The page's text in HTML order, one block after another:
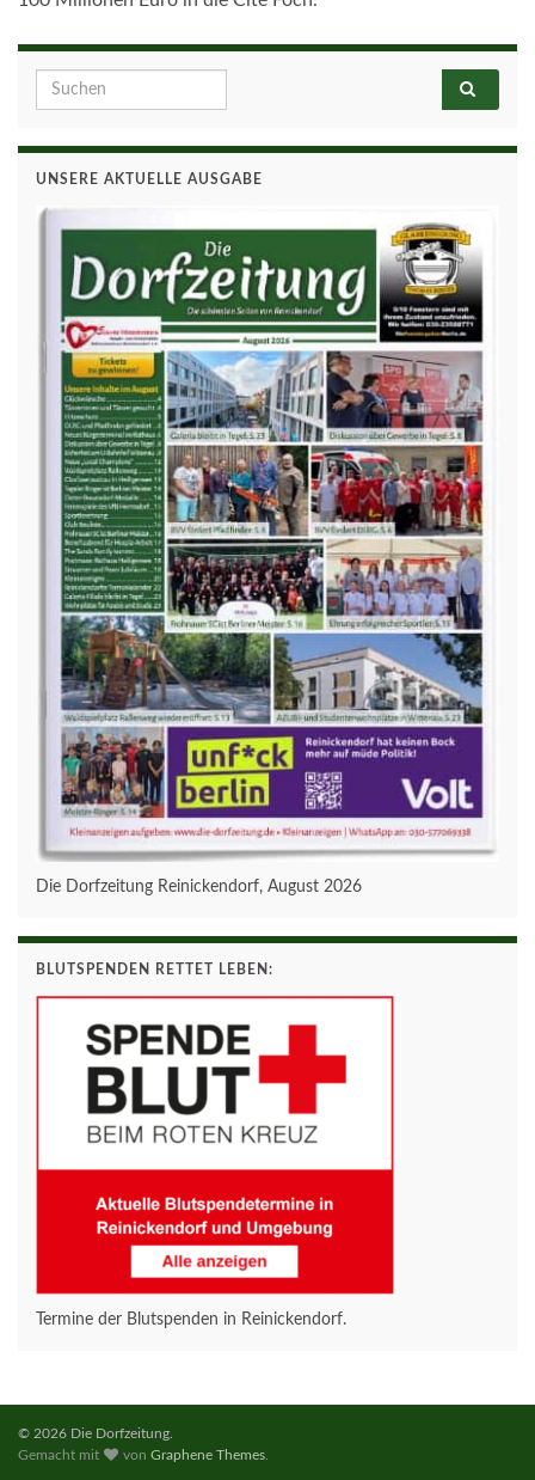
Search for:
UNSERE AKTUELLE AUSGABE
Die Dorfzeitung Reinickendorf, August 2026
BLUTSPENDEN RETTET LEBEN:
Termine der Blutspenden in Reinickendorf.
© 2026 Die Dorfzeitung.
Gemacht mit
vonGraphene Themes